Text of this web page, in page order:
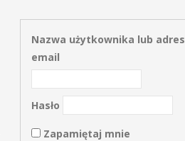
Nazwa użytkownika lub adres
email
Hasło
Zapamiętaj mnie